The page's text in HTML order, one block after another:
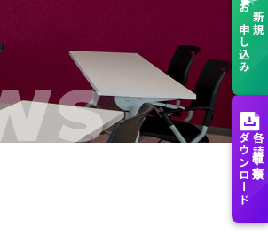
新規
お申し込み
各種申請書類
ダウンロード